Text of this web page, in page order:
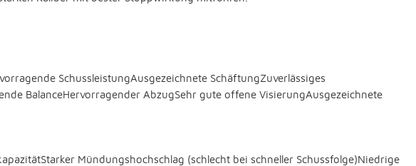
SchussleistungAusgezeichnete SchäftungZuverlässiges
BalanceHervorragender AbzugSehr gute offene VisierungAusgezeichnete
Mündungshochschlag (schlecht bei schneller Schussfolge)Niedrige